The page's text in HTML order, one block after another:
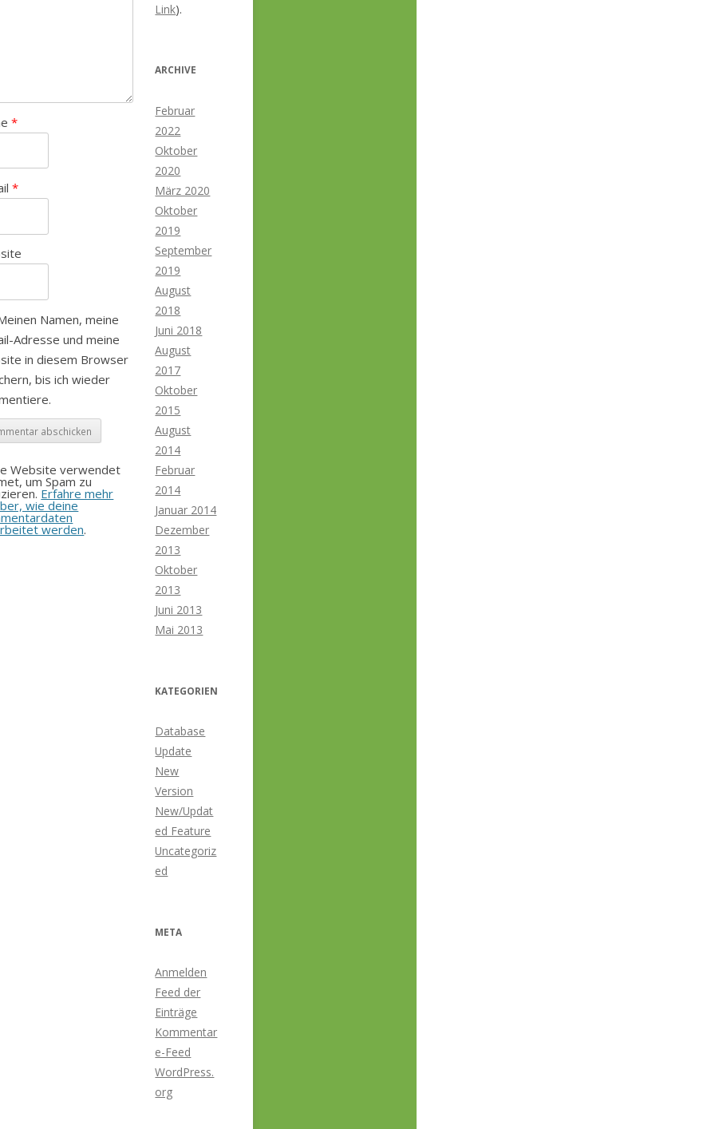
*
*
Namen, meine
Adresse und meine
in diesem Browser
bis ich wieder
Website verwendet
um Spam zu
Erfahre mehr
wie deine
werden.
Link).
ARCHIVE
Februar
2022
Oktober
2020
März 2020
Oktober
2019
September
2019
August
2018
Juni 2018
August
2017
Oktober
2015
August
2014
Februar
2014
Januar 2014
Dezember
2013
Oktober
2013
Juni 2013
Mai 2013
KATEGORIEN
Database
Update
New
Version
New/Updat
ed Feature
Uncategoriz
ed
META
Anmelden
Feed der
Einträge
Kommentar
e-Feed
WordPress.
org